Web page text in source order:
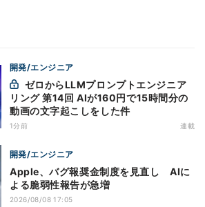
開発/エンジニア
リング 第14回 AIが160円で15時間分の
動画の文字起こしをした件
1分前 連載
開発/エンジニア
Apple、バグ報奨金制度を見直し AIに
よる脆弱性報告が急増
2026/08/08 17:05